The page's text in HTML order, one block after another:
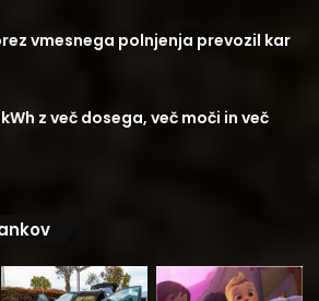
vmesnega polnjenja prevozil kar
z več dosega, več moči in več